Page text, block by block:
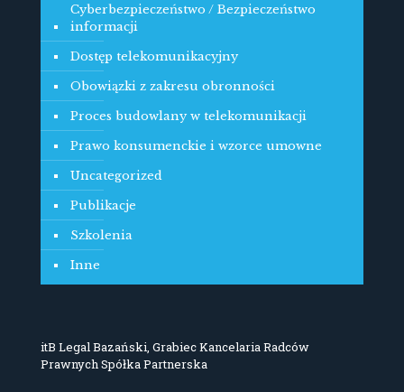
Cyberbezpieczeństwo / Bezpieczeństwo
informacji
Dostęp telekomunikacyjny
Obowiązki z zakresu obronności
Proces budowlany w telekomunikacji
Prawo konsumenckie i wzorce umowne
Uncategorized
Publikacje
Szkolenia
Inne
itB Legal Bazański, Grabiec Kancelaria Radców
Prawnych Spółka Partnerska